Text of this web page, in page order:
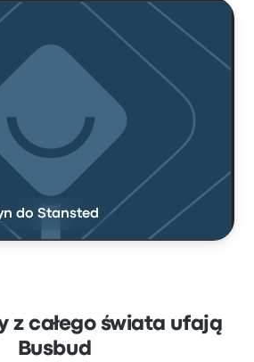
do Stansted
z całego świata ufają
Busbud